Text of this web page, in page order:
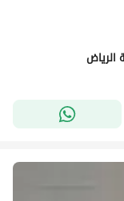
الرياض